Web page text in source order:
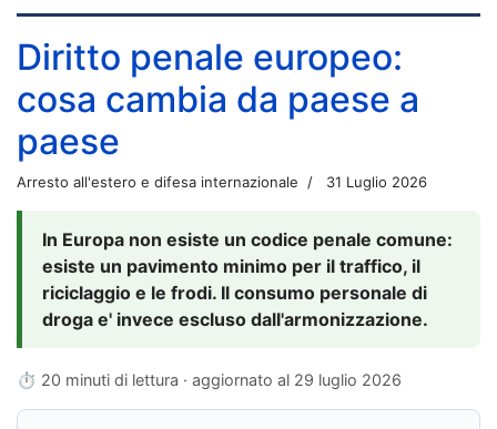
Diritto penale europeo:
cosa cambia da paese a
paese
Arresto all'estero e difesa internazionale 31 Luglio 2026
In Europa non esiste un codice penale comune:
esiste un pavimento minimo per il traffico, il
riciclaggio e le frodi. Il consumo personale di
droga e' invece escluso dall'armonizzazione.
⏱ 20 minuti di lettura · aggiornato al 29 luglio 2026